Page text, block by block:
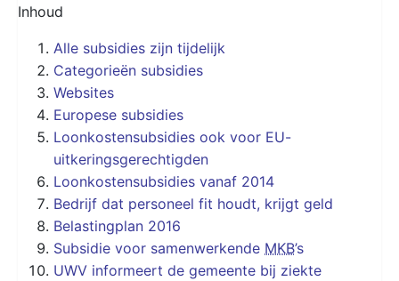
Inhoud
Alle subsidies zijn tijdelijk
Categorieën subsidies
Websites
Europese subsidies
Loonkostensubsidies ook voor EU-
uitkeringsgerechtigden
Loonkostensubsidies vanaf 2014
Bedrijf dat personeel fit houdt, krijgt geld
Belastingplan 2016
Subsidie voor samenwerkende MKB’s
UWV informeert de gemeente bij ziekte